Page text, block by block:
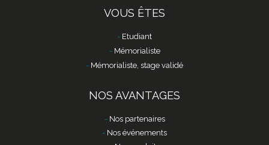
VOUS ÊTES
Etudiant
Mémorialiste
Mémorialiste, stage validé
NOS AVANTAGES
Nos partenaires
Nos événements